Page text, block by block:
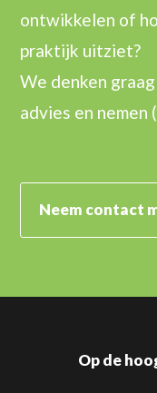
ontwikkelen of
praktijk uitziet?
We denken
advies en nemen
Neem contact
Op de